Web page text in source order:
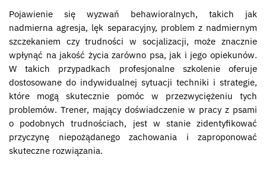
Pojawienie się wyzwań behawioralnych, takich jak
nadmierna agresja, lęk separacyjny, problem z nadmiernym
szczekaniem czy trudności w socjalizacji, może znacznie
wpłynąć na jakość życia zarówno psa, jak i jego opiekunów.
W takich przypadkach profesjonalne szkolenie oferuje
dostosowane do indywidualnej sytuacji techniki i strategie,
które mogą skutecznie pomóc w przezwyciężeniu tych
problemów. Trener, mający doświadczenie w pracy z psami
o podobnych trudnościach, jest w stanie zidentyfikować
przyczynę niepożądanego zachowania i zaproponować
skuteczne rozwiązania.